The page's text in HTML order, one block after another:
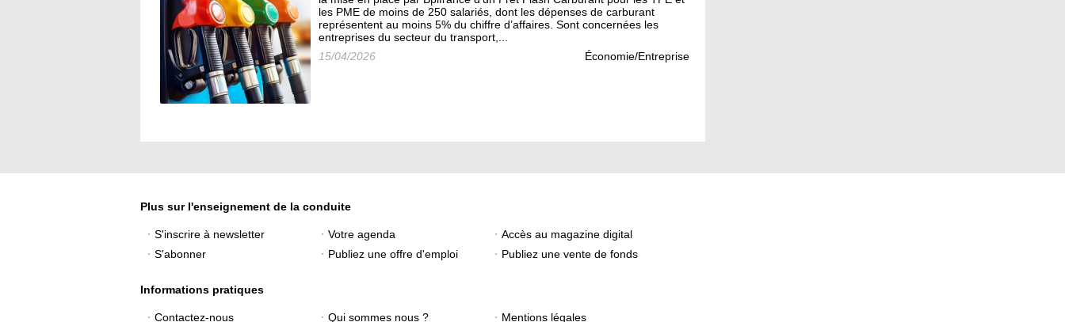
les PME de moins de 250 salariés, dont les dépenses de carburant
représentent au moins 5% du chiffre d’affaires. Sont concernées les
entreprises du secteur du transport,...
15/04/2026
Économie/Entreprise
Plus sur l'enseignement de la conduite
S'inscrire à newsletter Votre agenda
Accès au magazine digital
S'abonner
Publiez une offre d'emploi Publiez une vente de fonds
Informations pratiques
Contactez-nous Qui sommes nous ? Mentions légales